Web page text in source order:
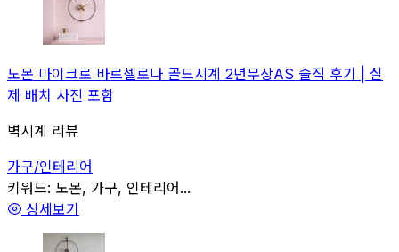
노몬 마이크로 바르셀로나 골드시계 2년무상AS 솔직 후기 | 실
제 배치 사진 포함
벽시계 리뷰
가구/인테리어
관련
키워드: 노몬, 가구, 인테리어...
상세보기